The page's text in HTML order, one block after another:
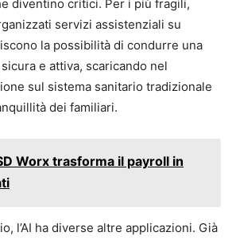
diventino critici. Per i più fragili,
servizi assistenziali su
la possibilità di condurre una
e attiva, scaricando nel
sul sistema sanitario tradizionale
dei familiari.
Worx trasforma il payroll in
l’AI ha diverse altre applicazioni. Già